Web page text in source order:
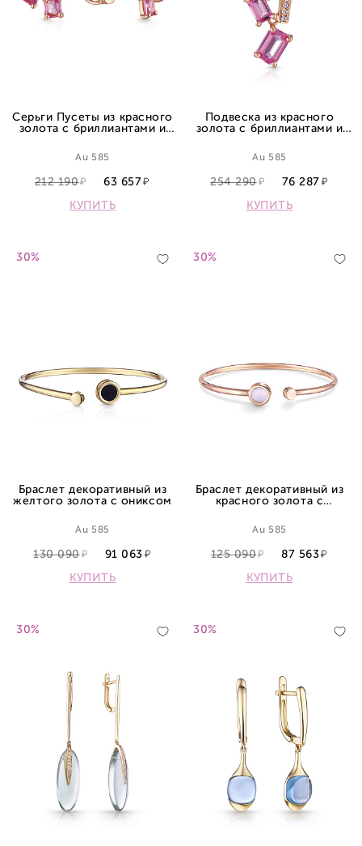
Серьги Пусеты из красного
золота с бриллиантами и
Au 585
212 190
63 657
КУПИТЬ
Подвеска из красного
золота с бриллиантами и
Au 585
254 290
76 287
КУПИТЬ
30%
Браслет декоративный из
желтого золота с ониксом
Au 585
130 090
91 063
КУПИТЬ
30%
Браслет декоративный из
красного золота с
Au 585
125 090
87 563
КУПИТЬ
30% 30%